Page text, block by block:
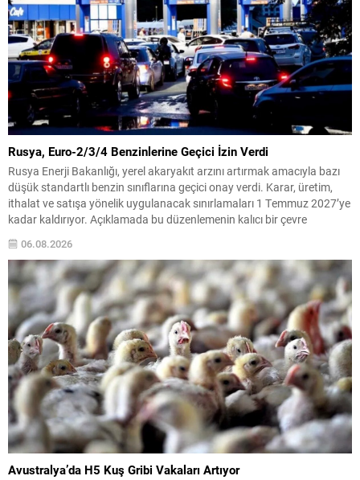
Rusya, Euro-2/3/4 Benzinlerine Geçici İzin Verdi
Rusya Enerji Bakanlığı, yerel akaryakıt arzını artırmak amacıyla bazı
düşük standartlı benzin sınıflarına geçici onay verdi. Karar, üretim,
ithalat ve satışa yönelik uygulanacak sınırlamaları 1 Temmuz 2027’ye
kadar kaldırıyor. Açıklamada bu düzenlemenin kalıcı bir çevre
olduğu ve uzun vadeli çevre hedeflerinden sapma amaçlanmadığı...
06.08.2026
Avustralya’da H5 Kuş Gribi Vakaları Artıyor